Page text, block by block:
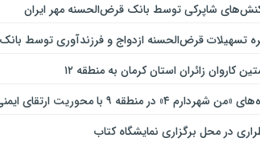
شاپرکی توسط بانک قرض‌الحسنه مهر ایران
کاروان زائران استان کرمان به منطقه ۱۲
با محوریت ارتقای ایمنی و تسهیل تردد
در محل برگزاری نمایشگاه کتاب